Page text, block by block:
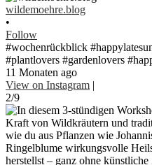
wildemoehre.blog
•
Follow
#wochenrückblick
#plantlovers #gardenlovers
11 Monaten ago
View on Instagram |
2/9